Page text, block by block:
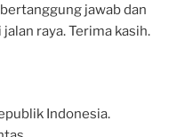
jawab dan
raya. Terima kasih.
Indonesia.